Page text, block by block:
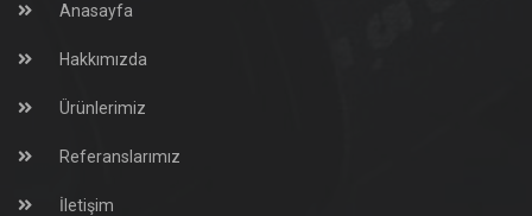
Anasayfa
Hakkımızda
Ürünlerimiz
Referanslarımız
İletişim